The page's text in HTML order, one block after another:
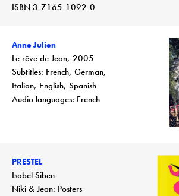
ISBN 3-7165-1092-0
Anne Julien
Le rêve de Jean, 2005
Subtitles: French, German,
Italian, English, Spanish
Audio languages: French
PRESTEL
Isabel Siben
Niki & Jean: Posters